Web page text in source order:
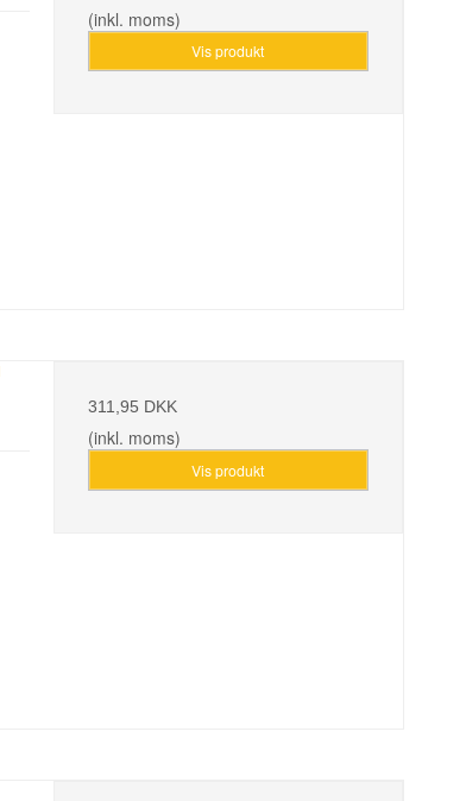
(inkl. moms)
Vis produkt
311,95 DKK
(inkl. moms)
Vis produkt